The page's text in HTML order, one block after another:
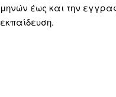
μηνών έως και την
εκπαίδευση.